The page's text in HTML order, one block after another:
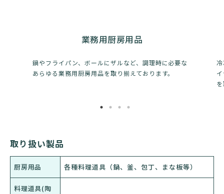
業務用厨房用品
鍋やフライパン、ボールにザルなど、調理時に必要な
あらゆる業務用厨房用品を取り揃えております。
取り扱い製品
厨房用品 各種料理道具（鍋、釜、包丁、まな板等）
料理道具(陶